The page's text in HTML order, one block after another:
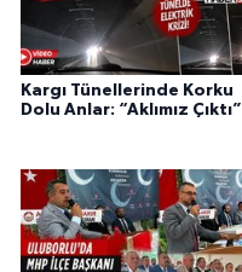
Kargı Tünellerinde Korku
Dolu Anlar: “Aklımız Çıktı”